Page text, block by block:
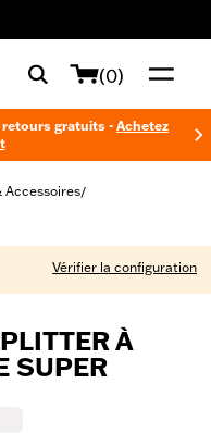
(0)
gratuits - Achetez
Accessoires/
Vérifier la configuration
À
SUPER